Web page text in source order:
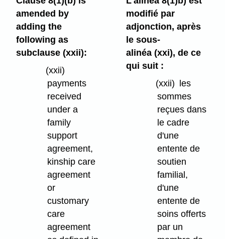
amended by
adding the
following as
subclause (xxii):
(xxii)
payments
received
under a
family
support
agreement,
kinship care
agreement
or
customary
care
agreement
modifié par
adjonction, après
le sous-
alinéa (xxi), de ce
qui suit :
(xxii)
les
sommes
reçues dans
le cadre
d'une
entente de
soutien
familial,
d'une
entente de
soins offerts
par un